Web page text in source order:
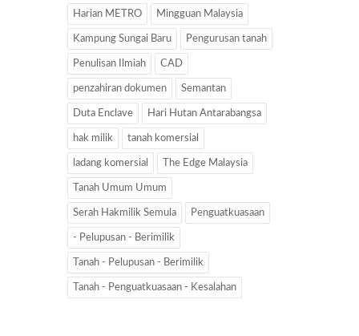
Harian METRO Mingguan Malaysia
Kampung Sungai Baru Pengurusan tanah
Penulisan Ilmiah CAD
penzahiran dokumen Semantan
Duta Enclave Hari Hutan Antarabangsa
hak milik tanah komersial
ladang komersial The Edge Malaysia
Tanah Umum Umum
Serah Hakmilik Semula Penguatkuasaan
- Pelupusan - Berimilik
Tanah - Pelupusan - Berimilik
Tanah - Penguatkuasaan - Kesalahan